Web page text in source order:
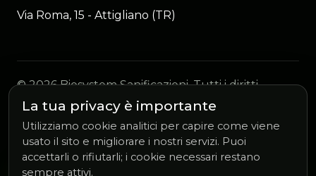
Via Roma, 15 - Attigliano (TR)
© 2026 Biosystem Sanificazioni. Tutti i diritti
riservati.
RICHIEDI SOPRALLUOGO
La tua privacy è importante
Utilizziamo cookie analitici per capire come viene
usato il sito e migliorare i nostri servizi. Puoi
accettarli o rifiutarli; i cookie necessari restano
sempre attivi.